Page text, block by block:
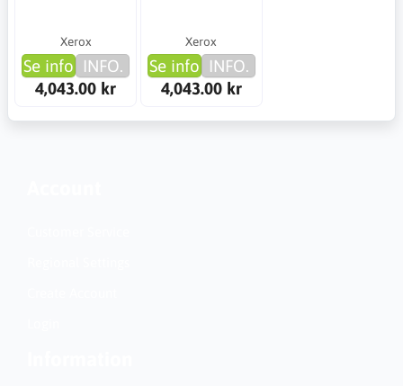
Xerox
Se info INFO.
4,043.00 kr
Xerox
Se info INFO.
4,043.00 kr